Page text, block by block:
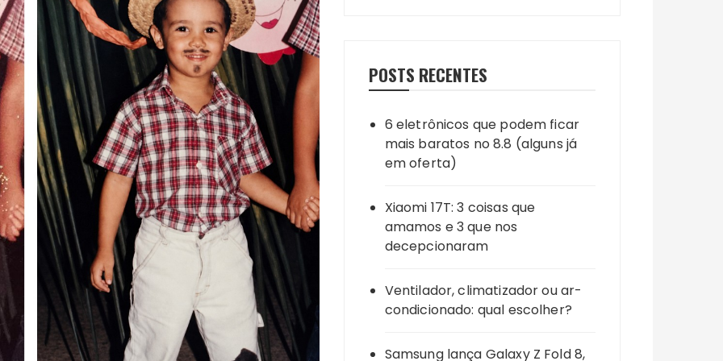
POSTS RECENTES
6 eletrônicos que podem ficar
mais baratos no 8.8 (alguns já
em oferta)
Xiaomi 17T: 3 coisas que
amamos e 3 que nos
decepcionaram
Ventilador, climatizador ou ar-
condicionado: qual escolher?
Samsung lança Galaxy Z Fold 8,